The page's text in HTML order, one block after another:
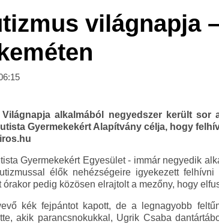
világnapja
alkalmából negyedszer került
Gyermekekért Alapítvány célja, hogy
Gyermekekért Egyesület - immár negyedik
élők nehézségeire igyekezett
órakor pedig közösen elrajtolt a mezőny, hogy
kék fejpántot kapott, de a legnagyobb
akik parancsnokukkal, Ugrik Csaba